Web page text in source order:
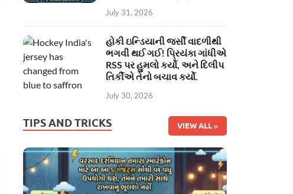
July 31, 2026
હોકી ઇન્ડિયાની જર્સી વાદળીથી
ભગવી થઈ ગઈ! પ્રિયંકા ગાંધીએ
RSS પર હુમલો કર્યો, અને દિલીપ
તિર્કીએ તેનો બચાવ કર્યો.
July 30, 2026
TIPS AND TRICKS VIEW ALL